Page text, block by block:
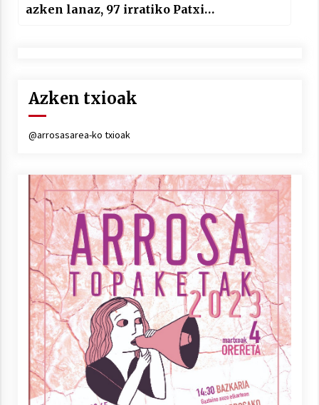
azken lanaz, 97 irratiko Patxi
Azken txioak
@arrosasarea-ko txioak